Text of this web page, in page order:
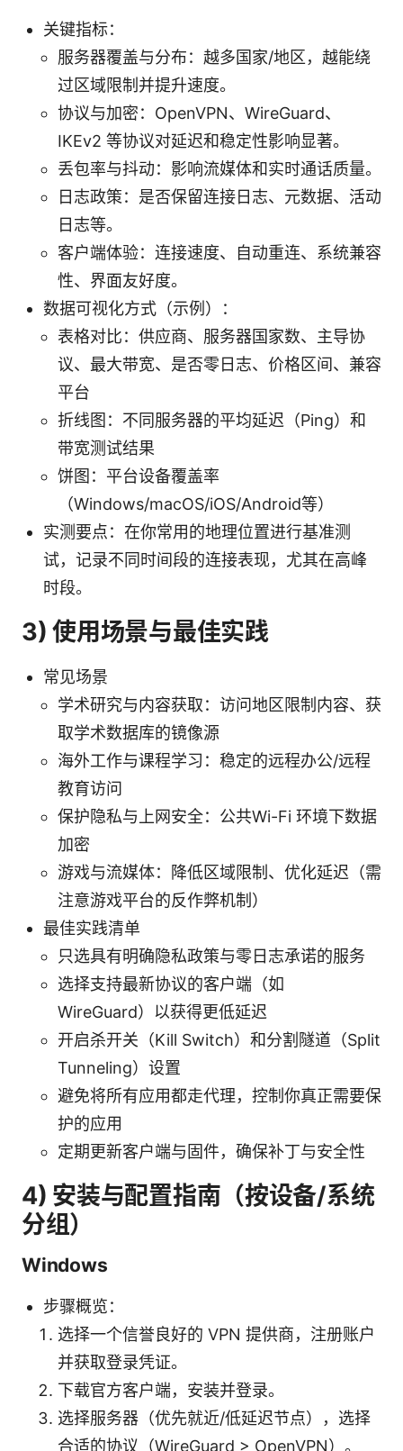
关键指标：
服务器覆盖与分布：越多国家/地区，越能绕
过区域限制并提升速度。
协议与加密：OpenVPN、WireGuard、
IKEv2 等协议对延迟和稳定性影响显著。
丢包率与抖动：影响流媒体和实时通话质量。
日志政策：是否保留连接日志、元数据、活动
日志等。
客户端体验：连接速度、自动重连、系统兼容
性、界面友好度。
数据可视化方式（示例）：
表格对比：供应商、服务器国家数、主导协
议、最大带宽、是否零日志、价格区间、兼容
平台
折线图：不同服务器的平均延迟（Ping）和
带宽测试结果
饼图：平台设备覆盖率
（Windows/macOS/iOS/Android等）
实测要点：在你常用的地理位置进行基准测
试，记录不同时间段的连接表现，尤其在高峰
时段。
3) 使用场景与最佳实践
常见场景
学术研究与内容获取：访问地区限制内容、获
取学术数据库的镜像源
海外工作与课程学习：稳定的远程办公/远程
教育访问
保护隐私与上网安全：公共Wi-Fi 环境下数据
加密
游戏与流媒体：降低区域限制、优化延迟（需
注意游戏平台的反作弊机制）
最佳实践清单
只选具有明确隐私政策与零日志承诺的服务
选择支持最新协议的客户端（如
WireGuard）以获得更低延迟
开启杀开关（Kill Switch）和分割隧道（Split
Tunneling）设置
避免将所有应用都走代理，控制你真正需要保
护的应用
定期更新客户端与固件，确保补丁与安全性
4) 安装与配置指南（按设备/系统
分组）
Windows
步骤概览：
选择一个信誉良好的 VPN 提供商，注册账户
并获取登录凭证。
下载官方客户端，安装并登录。
选择服务器（优先就近/低延迟节点），选择
合适的协议（WireGuard > OpenVPN）。